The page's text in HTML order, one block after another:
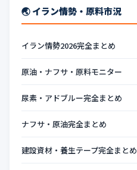
🌏 イラン情勢・原料市況
イラン情勢2026完全まとめ
原油・ナフサ・原料モニター
尿素・アドブルー完全まとめ
ナフサ・原油完全まとめ
建設資材・養生テープ完全まとめ